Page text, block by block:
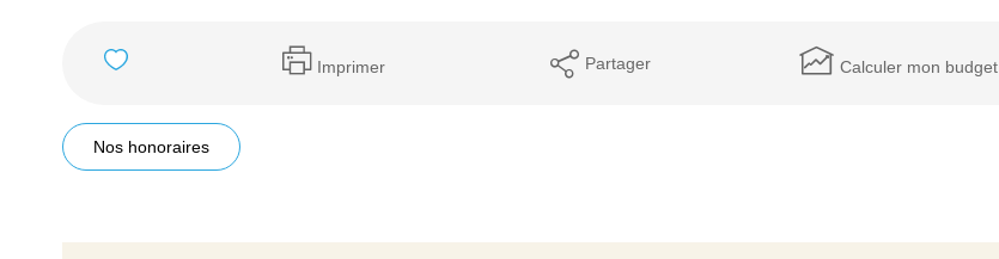
Imprimer Partager Calculer mon budget
Nos honoraires